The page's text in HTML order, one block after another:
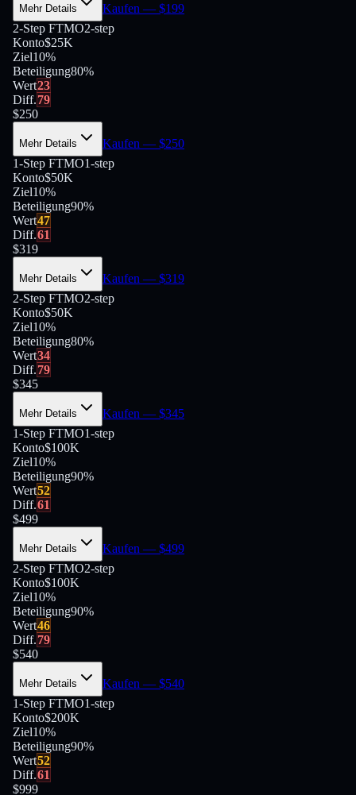
Mehr Details Kaufen — $199
2-Step FTMO2-step
Konto$25K
Ziel10%
Beteiligung80%
Wert23
Diff.79
$250
Mehr Details Kaufen — $250
1-Step FTMO1-step
Konto$50K
Ziel10%
Beteiligung90%
Wert47
Diff.61
$319
Mehr Details Kaufen — $319
2-Step FTMO2-step
Konto$50K
Ziel10%
Beteiligung80%
Wert34
Diff.79
$345
Mehr Details Kaufen — $345
1-Step FTMO1-step
Konto$100K
Ziel10%
Beteiligung90%
Wert52
Diff.61
$499
Mehr Details Kaufen — $499
2-Step FTMO2-step
Konto$100K
Ziel10%
Beteiligung90%
Wert46
Diff.79
$540
Mehr Details Kaufen — $540
1-Step FTMO1-step
Konto$200K
Ziel10%
Beteiligung90%
Wert52
Diff.61
$999